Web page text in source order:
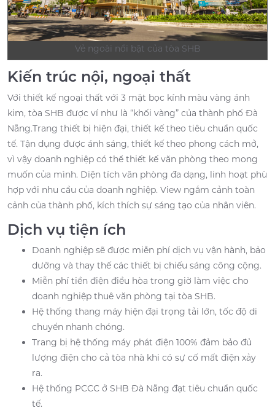
Vẻ ngoài nổi bật của tòa SHB
Kiến trúc nội, ngoại thất
Với thiết kế ngoại thất với 3 mặt bọc kính màu vàng ánh
kim, tòa SHB được ví như là “khối vàng” của thành phố Đà
Nẵng.Trang thiết bị hiện đại, thiết kế theo tiêu chuẩn quốc
tế. Tận dụng được ánh sáng, thiết kế theo phong cách mở,
vì vậy doanh nghiệp có thể thiết kế văn phòng theo mong
muốn của mình. Diện tích văn phòng đa dạng, linh hoạt phù
hợp với nhu cầu của doanh nghiệp. View ngắm cảnh toàn
cảnh của thành phố, kích thích sự sáng tạo của nhân viên.
Dịch vụ tiện ích
Doanh nghiệp sẽ được miễn phí dịch vụ vận hành, bảo
dưỡng và thay thế các thiết bị chiếu sáng công cộng.
Miễn phí tiền điện điều hòa trong giờ làm việc cho
doanh nghiệp thuê văn phòng tại tòa SHB.
Hệ thống thang máy hiện đại trọng tải lớn, tốc độ di
chuyển nhanh chóng.
Trang bị hệ thống máy phát điện 100% đảm bảo đủ
lượng điện cho cả tòa nhà khi có sự cố mất điện xảy
ra.
Hệ thống PCCC ở SHB Đà Nẵng đạt tiêu chuẩn quốc
tế.